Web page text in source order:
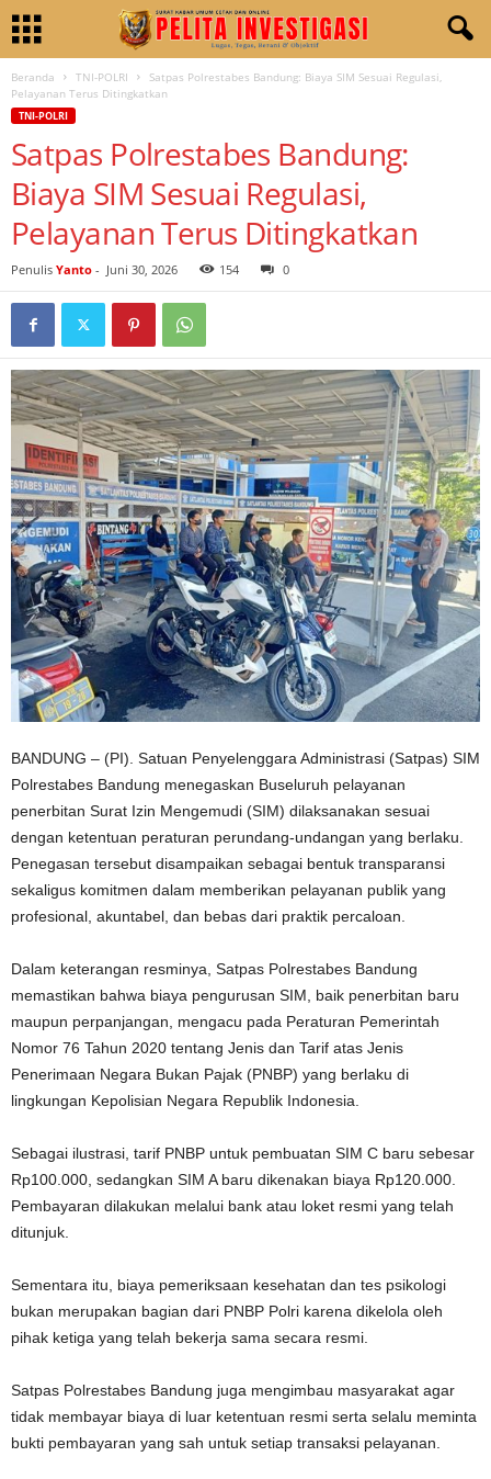
Beranda TNI-POLRI
Satpas Polrestabes Bandung: Biaya SIM Sesuai Regulasi,
Pelayanan Terus Ditingkatkan
TNI-POLRI
Satpas Polrestabes Bandung:
Biaya SIM Sesuai Regulasi,
Pelayanan Terus Ditingkatkan
Penulis Yanto - Juni 30, 2026 154 0
BANDUNG – (PI). Satuan Penyelenggara Administrasi (Satpas) SIM
Polrestabes Bandung menegaskan Buseluruh pelayanan
penerbitan Surat Izin Mengemudi (SIM) dilaksanakan sesuai
dengan ketentuan peraturan perundang-undangan yang berlaku.
Penegasan tersebut disampaikan sebagai bentuk transparansi
sekaligus komitmen dalam memberikan pelayanan publik yang
profesional, akuntabel, dan bebas dari praktik percaloan.
Dalam keterangan resminya, Satpas Polrestabes Bandung
memastikan bahwa biaya pengurusan SIM, baik penerbitan baru
maupun perpanjangan, mengacu pada Peraturan Pemerintah
Nomor 76 Tahun 2020 tentang Jenis dan Tarif atas Jenis
Penerimaan Negara Bukan Pajak (PNBP) yang berlaku di
lingkungan Kepolisian Negara Republik Indonesia.
Sebagai ilustrasi, tarif PNBP untuk pembuatan SIM C baru sebesar
Rp100.000, sedangkan SIM A baru dikenakan biaya Rp120.000.
Pembayaran dilakukan melalui bank atau loket resmi yang telah
ditunjuk.
Sementara itu, biaya pemeriksaan kesehatan dan tes psikologi
bukan merupakan bagian dari PNBP Polri karena dikelola oleh
pihak ketiga yang telah bekerja sama secara resmi.
Satpas Polrestabes Bandung juga mengimbau masyarakat agar
tidak membayar biaya di luar ketentuan resmi serta selalu meminta
bukti pembayaran yang sah untuk setiap transaksi pelayanan.